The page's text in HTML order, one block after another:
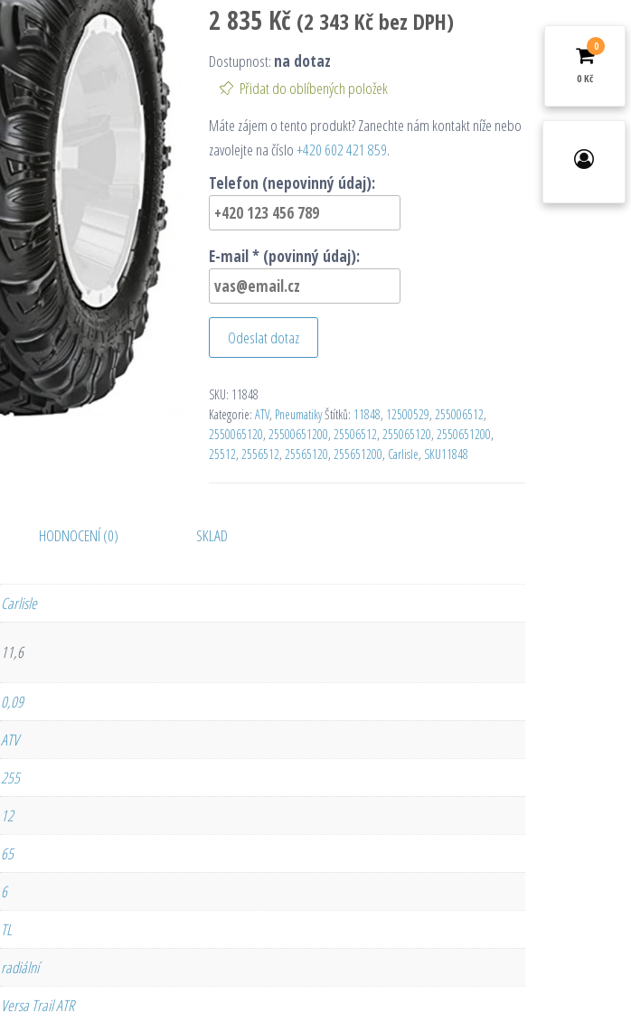
2 835 Kč (2 343 Kčbez DPH)
Dostupnost: na dotaz
Přidat do oblíbených položek
Máte zájem o tento produkt? Zanechte nám kontakt níže nebo
zavolejte na číslo+420 602 421 859.
Telefon (nepovinný údaj):
E-mail * (povinný údaj):
Odeslat dotaz
SKU: 11848
Kategorie: ATV, PneumatikyŠtítků: 11848, 12500529, 255006512,
2550065120, 25500651200, 25506512, 255065120, 2550651200,
25512, 2556512, 25565120, 255651200, Carlisle, SKU11848
HODNOCENÍ (0) SKLAD
Carlisle
11,6
0,09
ATV
255
12
65
6
TL
radiální
Versa Trail ATR
0
0 Kč